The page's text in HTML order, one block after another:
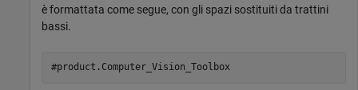
è formattata come segue, con gli spazi sostituiti da trattini
bassi.
#product.Computer_Vision_Toolbox